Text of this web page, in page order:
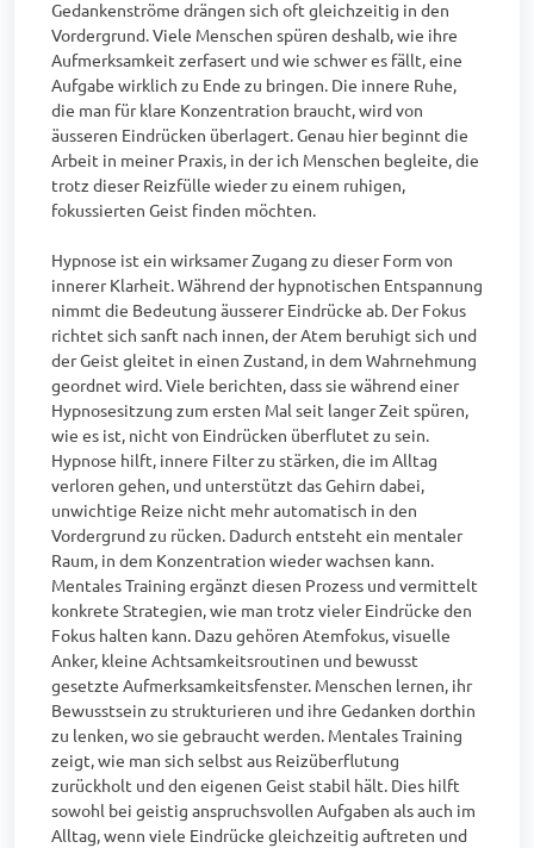
Gedankenströme drängen sich oft gleichzeitig in den
Vordergrund. Viele Menschen spüren deshalb, wie ihre
Aufmerksamkeit zerfasert und wie schwer es fällt, eine
Aufgabe wirklich zu Ende zu bringen. Die innere Ruhe,
die man für klare Konzentration braucht, wird von
äusseren Eindrücken überlagert. Genau hier beginnt die
Arbeit in meiner Praxis, in der ich Menschen begleite, die
trotz dieser Reizfülle wieder zu einem ruhigen,
fokussierten Geist finden möchten.
Hypnose ist ein wirksamer Zugang zu dieser Form von
innerer Klarheit. Während der hypnotischen Entspannung
nimmt die Bedeutung äusserer Eindrücke ab. Der Fokus
richtet sich sanft nach innen, der Atem beruhigt sich und
der Geist gleitet in einen Zustand, in dem Wahrnehmung
geordnet wird. Viele berichten, dass sie während einer
Hypnosesitzung zum ersten Mal seit langer Zeit spüren,
wie es ist, nicht von Eindrücken überflutet zu sein.
Hypnose hilft, innere Filter zu stärken, die im Alltag
verloren gehen, und unterstützt das Gehirn dabei,
unwichtige Reize nicht mehr automatisch in den
Vordergrund zu rücken. Dadurch entsteht ein mentaler
Raum, in dem Konzentration wieder wachsen kann.
Mentales Training ergänzt diesen Prozess und vermittelt
konkrete Strategien, wie man trotz vieler Eindrücke den
Fokus halten kann. Dazu gehören Atemfokus, visuelle
Anker, kleine Achtsamkeitsroutinen und bewusst
gesetzte Aufmerksamkeitsfenster. Menschen lernen, ihr
Bewusstsein zu strukturieren und ihre Gedanken dorthin
zu lenken, wo sie gebraucht werden. Mentales Training
zeigt, wie man sich selbst aus Reizüberflutung
zurückholt und den eigenen Geist stabil hält. Dies hilft
sowohl bei geistig anspruchsvollen Aufgaben als auch im
Alltag, wenn viele Eindrücke gleichzeitig auftreten und